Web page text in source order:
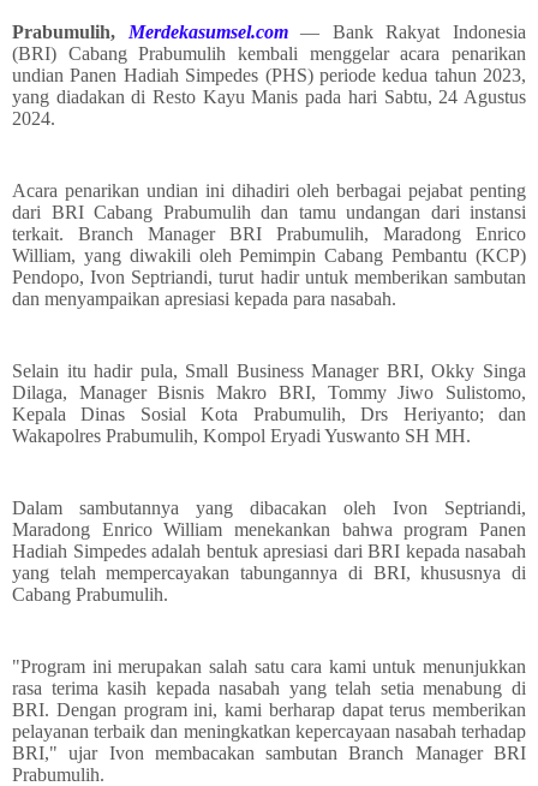
Prabumulih, Merdekasumsel.com— Bank Rakyat Indonesia
(BRI) Cabang Prabumulih kembali menggelar acara penarikan
undian Panen Hadiah Simpedes (PHS) periode kedua tahun 2023,
yang diadakan di Resto Kayu Manis pada hari Sabtu, 24 Agustus
2024.
Acara penarikan undian ini dihadiri oleh berbagai pejabat penting
dari BRI Cabang Prabumulih dan tamu undangan dari instansi
terkait. Branch Manager BRI Prabumulih, Maradong Enrico
William, yang diwakili oleh Pemimpin Cabang Pembantu (KCP)
Pendopo, Ivon Septriandi, turut hadir untuk memberikan sambutan
dan menyampaikan apresiasi kepada para nasabah.
Selain itu hadir pula, Small Business Manager BRI, Okky Singa
Dilaga, Manager Bisnis Makro BRI, Tommy Jiwo Sulistomo,
Kepala Dinas Sosial Kota Prabumulih, Drs Heriyanto; dan
Wakapolres Prabumulih, Kompol Eryadi Yuswanto SH MH.
Dalam sambutannya yang dibacakan oleh Ivon Septriandi,
Maradong Enrico William menekankan bahwa program Panen
Hadiah Simpedes adalah bentuk apresiasi dari BRI kepada nasabah
yang telah mempercayakan tabungannya di BRI, khususnya di
Cabang Prabumulih.
"Program ini merupakan salah satu cara kami untuk menunjukkan
rasa terima kasih kepada nasabah yang telah setia menabung di
BRI. Dengan program ini, kami berharap dapat terus memberikan
pelayanan terbaik dan meningkatkan kepercayaan nasabah terhadap
BRI," ujar Ivon membacakan sambutan Branch Manager BRI
Prabumulih.